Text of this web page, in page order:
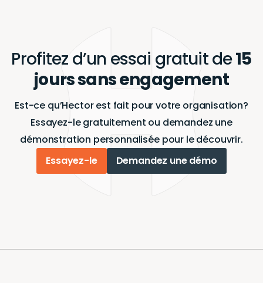
Profitez d’un essai gratuit de15
jours sans engagement
Est-ce qu’Hector est fait pour votre organisation?
Essayez-le gratuitement ou demandez une
démonstration personnalisée pour le découvrir.
Essayez-le
Demandez une démo